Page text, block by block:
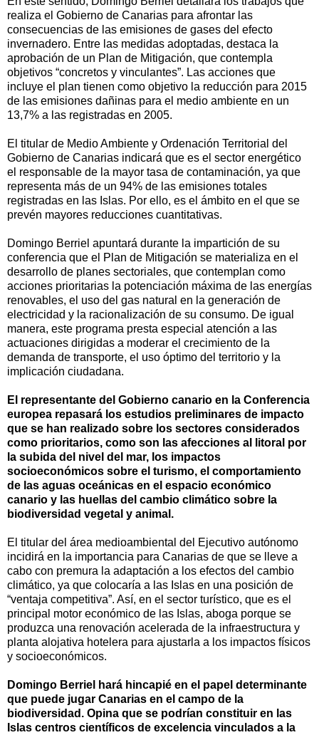
realiza el Gobierno de Canarias para afrontar las
consecuencias de las emisiones de gases del efecto
invernadero. Entre las medidas adoptadas, destaca la
aprobación de un Plan de Mitigación, que contempla
objetivos “concretos y vinculantes”. Las acciones que
incluye el plan tienen como objetivo la reducción para 2015
de las emisiones dañinas para el medio ambiente en un
13,7% a las registradas en 2005.
El titular de Medio Ambiente y Ordenación Territorial del
Gobierno de Canarias indicará que es el sector energético
el responsable de la mayor tasa de contaminación, ya que
representa más de un 94% de las emisiones totales
registradas en las Islas. Por ello, es el ámbito en el que se
prevén mayores reducciones cuantitativas.
Domingo Berriel apuntará durante la impartición de su
conferencia que el Plan de Mitigación se materializa en el
desarrollo de planes sectoriales, que contemplan como
acciones prioritarias la potenciación máxima de las energías
renovables, el uso del gas natural en la generación de
electricidad y la racionalización de su consumo. De igual
manera, este programa presta especial atención a las
actuaciones dirigidas a moderar el crecimiento de la
demanda de transporte, el uso óptimo del territorio y la
implicación ciudadana.
El representante del Gobierno canario en la Conferencia
europea repasará los estudios preliminares de impacto
que se han realizado sobre los sectores considerados
como prioritarios, como son las afecciones al litoral por
la subida del nivel del mar, los impactos
socioeconómicos sobre el turismo, el comportamiento
de las aguas oceánicas en el espacio económico
canario y las huellas del cambio climático sobre la
biodiversidad vegetal y animal.
El titular del área medioambiental del Ejecutivo autónomo
incidirá en la importancia para Canarias de que se lleve a
cabo con premura la adaptación a los efectos del cambio
climático, ya que colocaría a las Islas en una posición de
“ventaja competitiva”. Así, en el sector turístico, que es el
principal motor económico de las Islas, aboga porque se
produzca una renovación acelerada de la infraestructura y
planta alojativa hotelera para ajustarla a los impactos físicos
y socioeconómicos.
Domingo Berriel hará hincapié en el papel determinante
que puede jugar Canarias en el campo de la
biodiversidad. Opina que se podrían constituir en las
Islas centros científicos de excelencia vinculados a la